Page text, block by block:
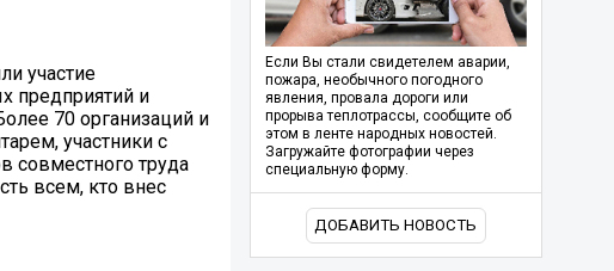
участие
предприятий и
70 организаций и
участники с
совместного труда
всем, кто внес
Если Вы стали свидетелем аварии,
пожара, необычного погодного
явления, провала дороги или
прорыва теплотрассы, сообщите об
этом в ленте народных новостей.
Загружайте фотографии через
специальную форму.
ДОБАВИТЬ НОВОСТЬ